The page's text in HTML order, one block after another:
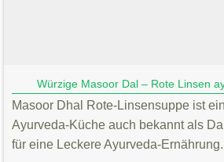
Würzige Masoor Dal – Rote Linsen
Masoor Dhal Rote-Linsensuppe ist
Ayurveda-Küche auch bekannt als
für eine Leckere Ayurveda-Ernährung.